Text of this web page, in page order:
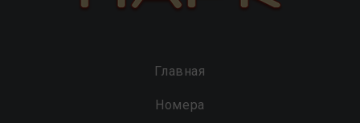
Главная
Номера